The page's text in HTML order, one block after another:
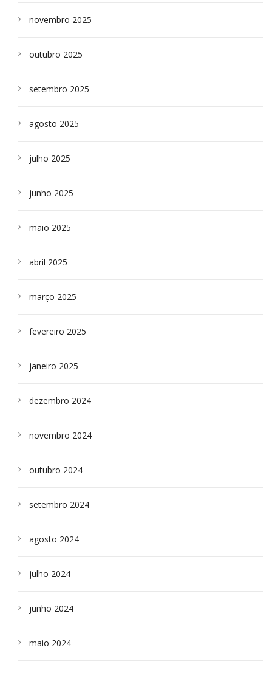
novembro 2025
outubro 2025
setembro 2025
agosto 2025
julho 2025
junho 2025
maio 2025
abril 2025
março 2025
fevereiro 2025
janeiro 2025
dezembro 2024
novembro 2024
outubro 2024
setembro 2024
agosto 2024
julho 2024
junho 2024
maio 2024